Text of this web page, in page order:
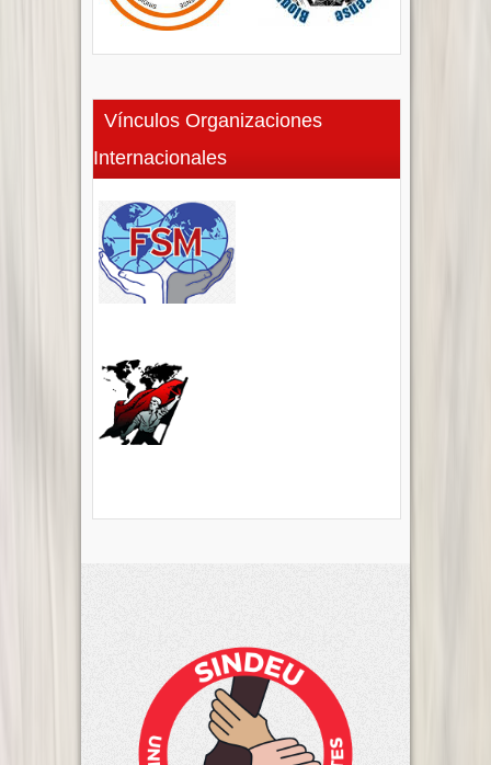
Vínculos Organizaciones
Internacionales